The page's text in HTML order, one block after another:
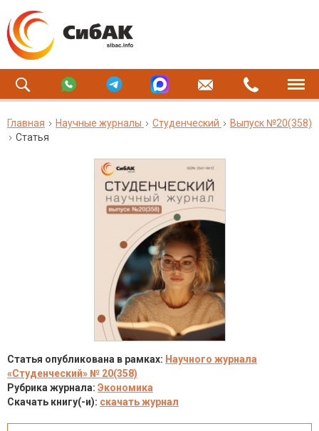
Главная Научные журналы Студенческий
Выпуск №20(358)
Статья
Статья опубликована в рамках: Научного журнала
«Студенческий» № 20(358)
Рубрика журнала: Экономика
Скачать книгу(-и): скачать журнал